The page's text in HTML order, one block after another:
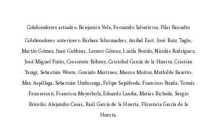
Colaboradores actuales: Benjamin Vela, Fernando Salvatierra, Pilar Basoalto
Colaboradores anteriores: Bárbara Schumacher, Aníbal East, José Ruiz Tagle,
Martín Gómez, Juan Gubbins, Leonor Gómez, Lucila Penido, Nicolás Rodríguez,
José Miguel Pinto, Crescente Böhme, Cristóbal García de la Huerta, Cristián
Yazigi, Sebastián Worm, Gonzalo Martínez, Marcos Muñoz, Mathilde Baietto,
Max Aspillaga, Sebastián Undurraga, Felipe Sepúlveda, Francisco Parada, Tomás
Feuereisen, Francisca Meyerholz, Eduardo Landia, Matías Richeda, Sergio
Briceño, Alejandro Casas, Raúl García de la Huerta, Florencia García de la
Huerta.